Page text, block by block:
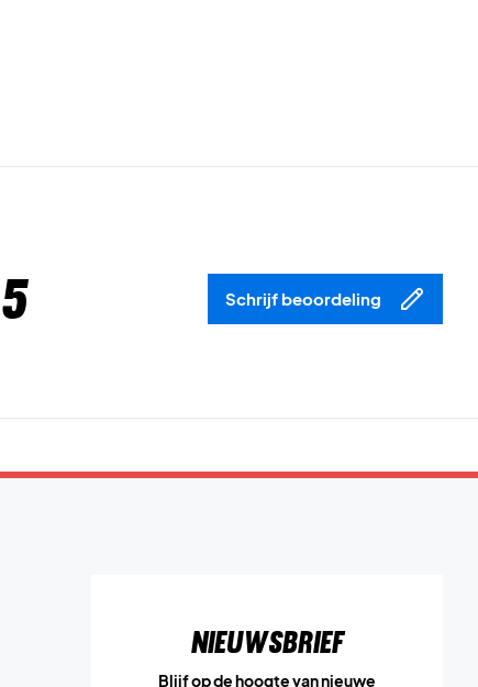
Schrijf beoordeling
Nieuwsbrief
Blijf op de hoogte van nieuwe